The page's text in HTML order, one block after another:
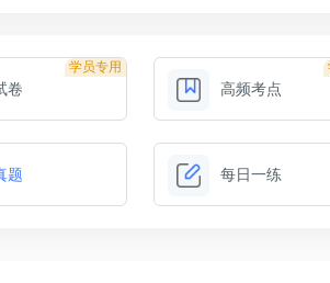
学员专用
卷 高频考点
题 每日一练